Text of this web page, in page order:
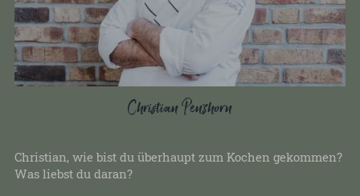
Christian, wie bist du überhaupt zum Kochen gekommen?
Was liebst du daran?
Christian Penzhorn